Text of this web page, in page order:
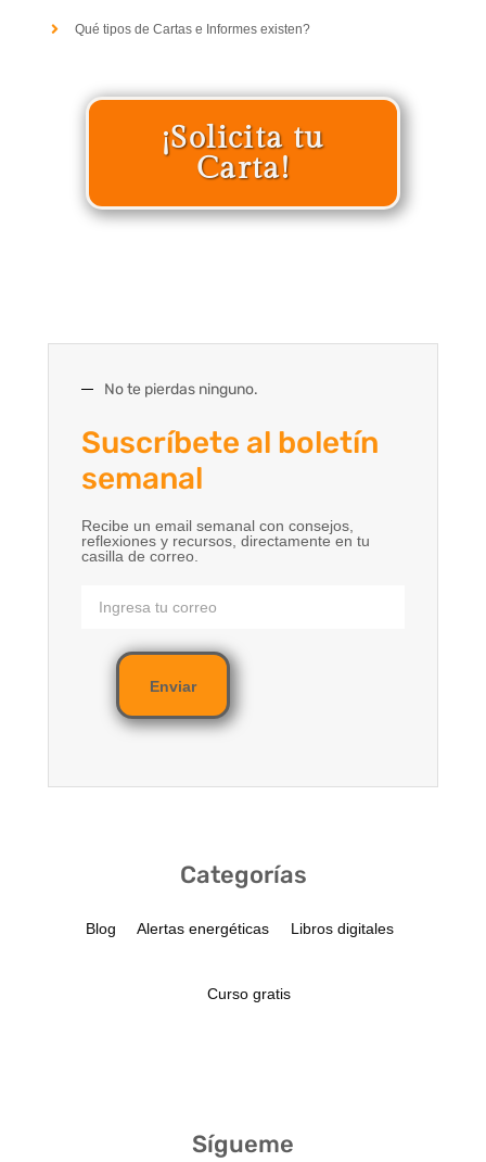
Qué tipos de Cartas e Informes existen?
¡Solicita tu
Carta!
No te pierdas ninguno.
Suscríbete al boletín
semanal
Recibe un email semanal con consejos,
reflexiones y recursos, directamente en tu
casilla de correo.
Enviar
Categorías
Blog Alertas energéticas Libros digitales
Curso gratis
Sígueme